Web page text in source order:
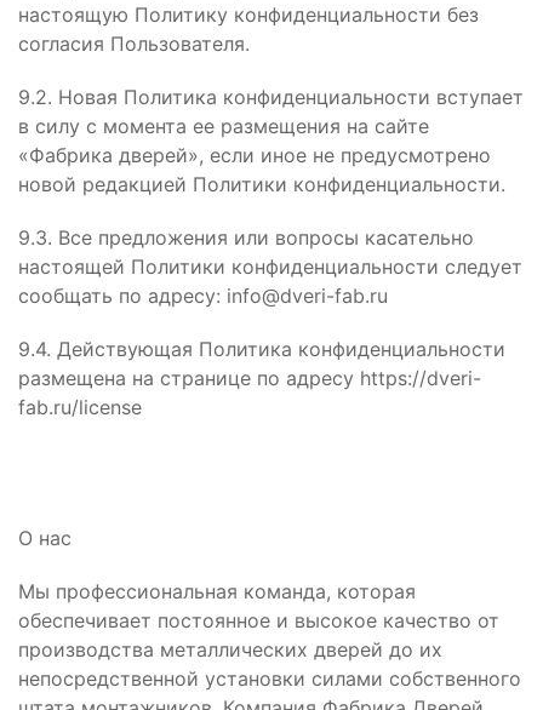
настоящую Политику конфиденциальности без
согласия Пользователя.
9.2. Новая Политика конфиденциальности вступает
в силу с момента ее размещения на сайте
«Фабрика дверей», если иное не предусмотрено
новой редакцией Политики конфиденциальности.
9.3. Все предложения или вопросы касательно
настоящей Политики конфиденциальности следует
сообщать по адресу: info@dveri-fab.ru
9.4. Действующая Политика конфиденциальности
размещена на странице по адресу https://dveri-
fab.ru/license
О нас
Мы профессиональная команда, которая
обеспечивает постоянное и высокое качество от
производства металлических дверей до их
непосредственной установки силами собственного